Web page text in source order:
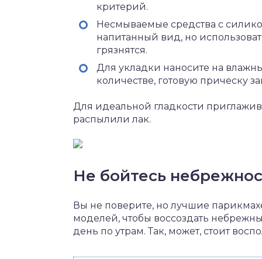
критерий.
Несмываемые средства с
напитанный вид, но
грязнятся.
Для укладки наносите на
количестве, готовую прическу
Для идеальной гладкости
распылили лак.
Не бойтесь
Вы не поверите, но лучшие
моделей, чтобы воссоздать
день по утрам. Так, может, стоит